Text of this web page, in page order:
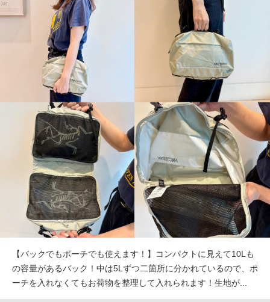
【バックでもポーチでも使えます！】コンパクトに見えて10Lも
の容量があるバック！中は5Lずつ二箇所に分かれているので、ポ
ーチを入れなくてもお荷物を整理して入れられます！生地が...